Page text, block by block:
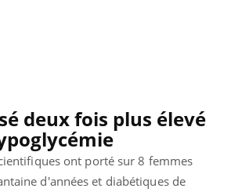
deux fois plus élevé
ont porté sur 8 femmes
d'années et diabétiques de